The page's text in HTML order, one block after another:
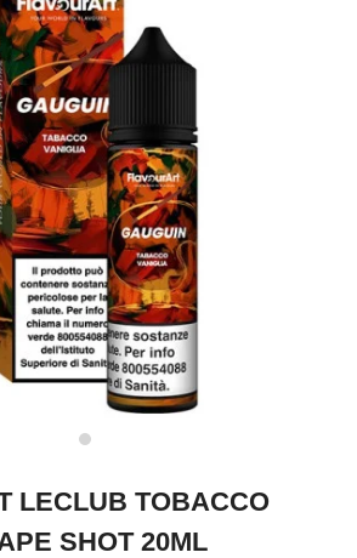
LECLUB TOBACCO
SHOT 20ML